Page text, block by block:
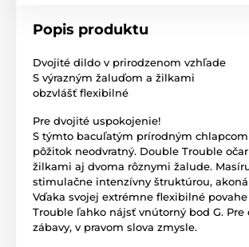
Popis produktu
Dvojité dildo v prirodzenom vzhľade
S výrazným žaluďom a žilkami
obzvlášť flexibilné
Pre dvojité uspokojenie!
S týmto bacuľatým prírodným
pôžitok neodvratný. Double Trouble
žilkami aj dvoma rôznymi žalude.
stimulačne intenzívny štruktúrou,
Vďaka svojej extrémne flexibilné
Trouble ľahko nájsť vnútorný bod G. Pre
zábavy, v pravom slova zmysle.